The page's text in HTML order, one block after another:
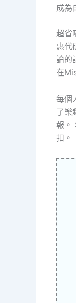
成為
超省
惠代
論的
在
每個
了樂
報。
扣。